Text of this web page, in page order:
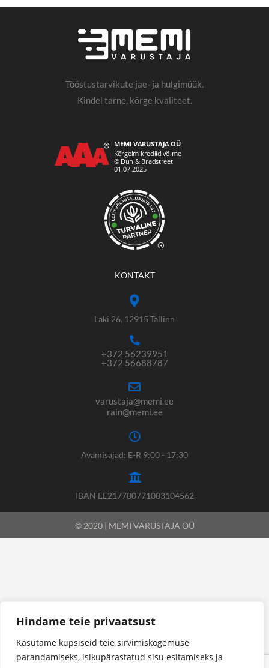
Hindame teie privaatsust
Kasutame küpsiseid teie sirvimiskogemuse
parandamiseks, isikupärastatud sisu esitamiseks ja
Tööstustarvikute jae- ja hulgimüük.
Kindel tarne, kõrge kvaliteet.
®
KONTAKT
Laki 26, 12915 Tallinn
+372 56239951
+372 56688787
varustaja@memi.ee
rain@memi.ee
Avamisajad: E-R 9:00 - 17:30
IBAN EE217700771003104562
© 2020 | MEMI VARUSTAJA OÜ